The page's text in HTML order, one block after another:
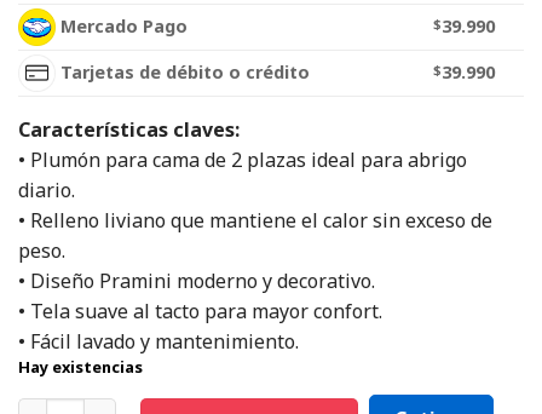
Mercado Pago $39.990
Tarjetas de débito o crédito
$39.990
Características claves:
• Plumón para cama de 2 plazas ideal para abrigo
diario.
• Relleno liviano que mantiene el calor sin exceso de
peso.
• Diseño Pramini moderno y decorativo.
• Tela suave al tacto para mayor confort.
• Fácil lavado y mantenimiento.
Hay existencias